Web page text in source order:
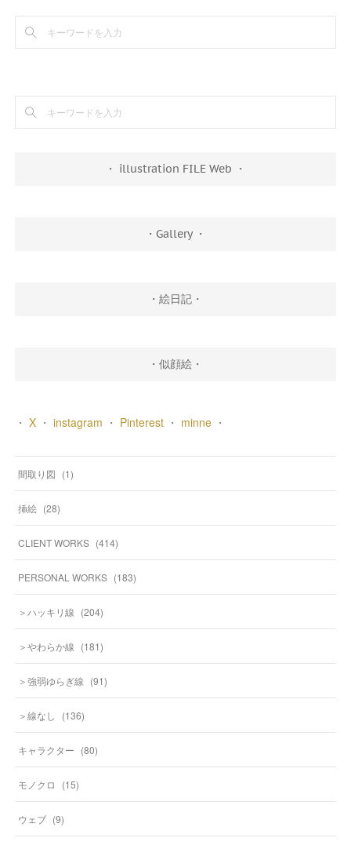
・ illustration FILE Web ・
・Gallery ・
・絵日記・
・似顔絵・
・ X・ instagram ・ Pinterest・ minne・
間取り図 (1)
挿絵 (28)
CLIENT WORKS (414)
PERSONAL WORKS (183)
＞ハッキリ線 (204)
＞やわらか線 (181)
＞強弱ゆらぎ線 (91)
＞線なし (136)
キャラクター (80)
モノクロ (15)
ウェブ (9)